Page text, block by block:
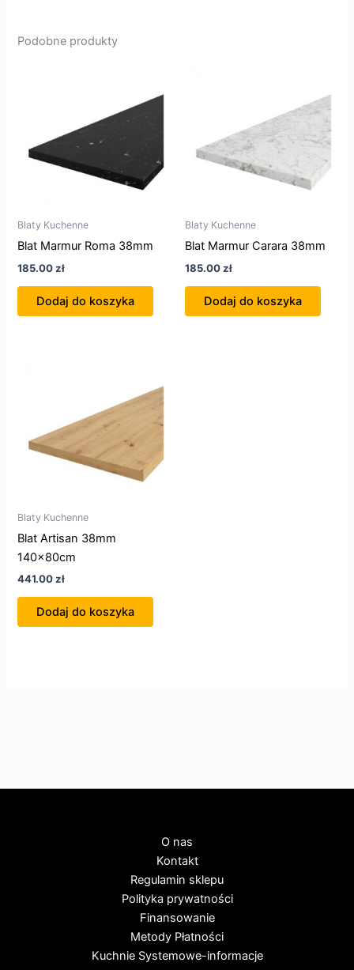
Podobne produkty
Blaty Kuchenne
Blat Marmur Roma 38mm
185.00zł
Dodaj do koszyka
Blaty Kuchenne
Blat Marmur Carara 38mm
185.00zł
Dodaj do koszyka
Blaty Kuchenne
Blat Artisan 38mm
140x80cm
441.00zł
Dodaj do koszyka
O nas
Kontakt
Regulamin sklepu
Polityka prywatności
Finansowanie
Metody Płatności
Kuchnie Systemowe-informacje